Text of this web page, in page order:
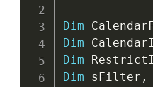
Dim
Dim
Dim
Dim sFilter ,